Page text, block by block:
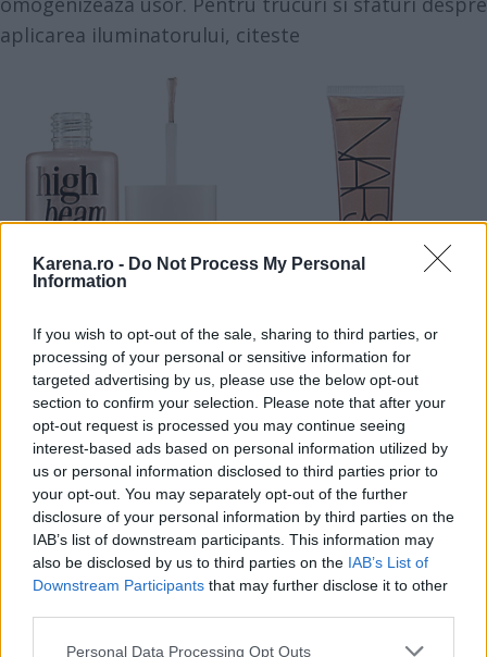
Karena.ro - Do Not Process My Personal
Information
If you wish to opt-out of the sale, sharing to third parties, or
processing of your personal or sensitive information for
targeted advertising by us, please use the below opt-out
section to confirm your selection. Please note that after your
opt-out request is processed you may continue seeing
interest-based ads based on personal information utilized by
us or personal information disclosed to third parties prior to
your opt-out. You may separately opt-out of the further
disclosure of your personal information by third parties on the
IAB’s list of downstream participants. This information may
also be disclosed by us to third parties on the IAB’s List of
Downstream Participants that may further disclose it to other
Please note that this website/app uses one or more Google
Personal Data Processing Opt Outs
aplicarea iluminatorului, citeste
Iluminator Benefit, 80 lei
Iluminator Nars, 110 lei
Pasul 4: Fond de ten
Iti recomand un fond de ten lichid, pe care il poti
aplica cu o pensula speciala sau cu degetele.
Diferenta consta in gradul de acoperire si de
produs utilizat. Degetele asigura o acoperire mai
mare, iar pensula consuma mai mult produs.